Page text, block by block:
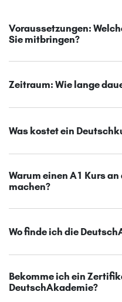
Voraussetzungen:
Sie mitbringen?
Zeitraum: Wie lange
Was kostet ein
Warum einen A1 Kurs
machen?
Wo finde ich die
Bekomme ich ein
DeutschAkademie?